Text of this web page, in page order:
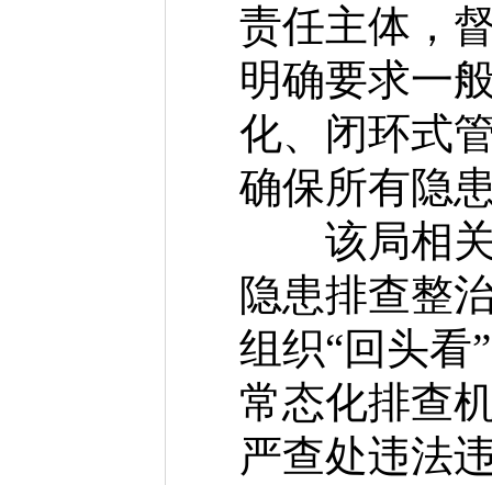
责任主体，
明确要求一
化、闭环式
确保所有隐
该局相关
隐患排查整
组织“回头看
常态化排查
严查处违法